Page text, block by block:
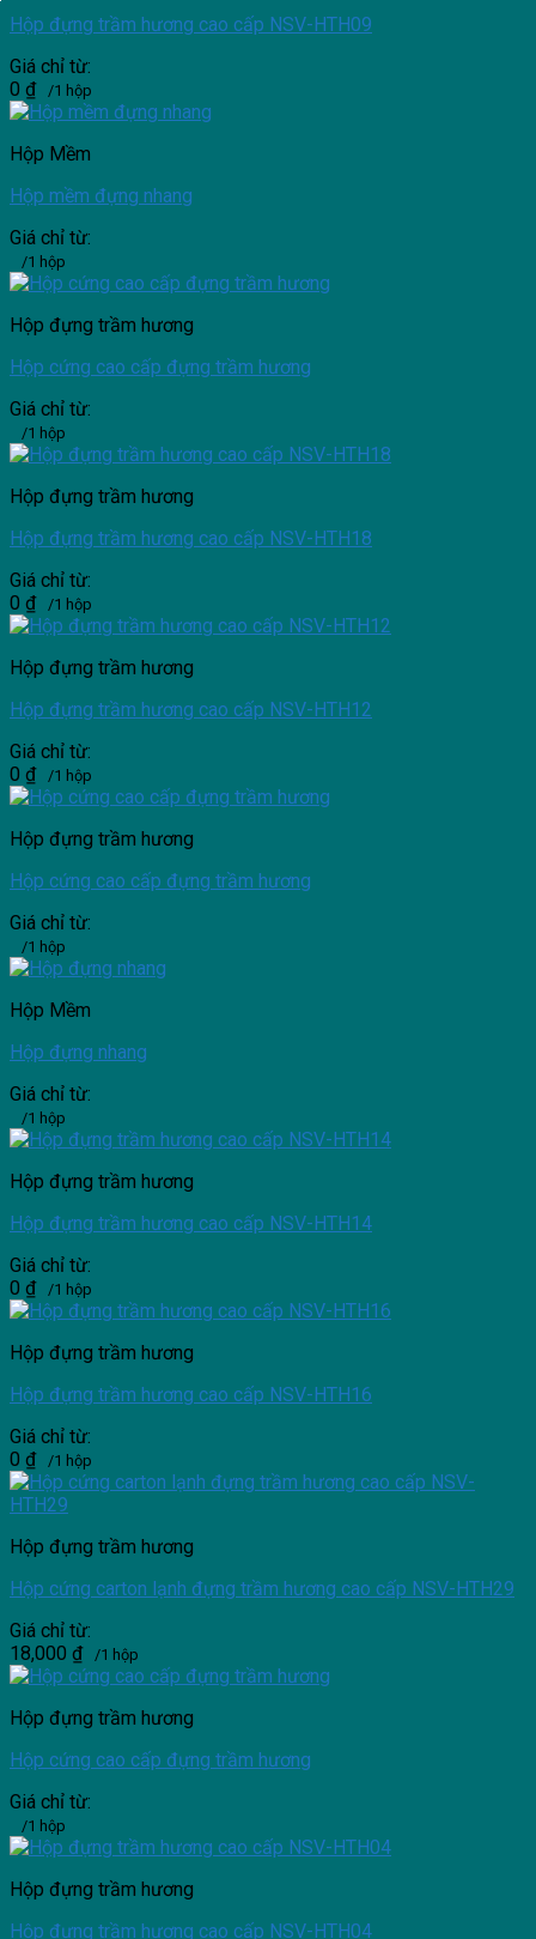
Hộp đựng trầm hương cao cấp NSV-HTH09
Giá chỉ từ:
0 ₫ /1 hộp
Hộp Mềm
Hộp mềm đựng nhang
Giá chỉ từ:
/1 hộp
Hộp đựng trầm hương
Hộp cứng cao cấp đựng trầm hương
Giá chỉ từ:
/1 hộp
Hộp đựng trầm hương
Hộp đựng trầm hương cao cấp NSV-HTH18
Giá chỉ từ:
0 ₫ /1 hộp
Hộp đựng trầm hương
Hộp đựng trầm hương cao cấp NSV-HTH12
Giá chỉ từ:
0 ₫ /1 hộp
Hộp đựng trầm hương
Hộp cứng cao cấp đựng trầm hương
Giá chỉ từ:
/1 hộp
Hộp Mềm
Hộp đựng nhang
Giá chỉ từ:
/1 hộp
Hộp đựng trầm hương
Hộp đựng trầm hương cao cấp NSV-HTH14
Giá chỉ từ:
0 ₫ /1 hộp
Hộp đựng trầm hương
Hộp đựng trầm hương cao cấp NSV-HTH16
Giá chỉ từ:
0 ₫ /1 hộp
Hộp đựng trầm hương
Hộp cứng carton lạnh đựng trầm hương cao cấp NSV-HTH29
Giá chỉ từ:
18,000 ₫ /1 hộp
Hộp đựng trầm hương
Hộp cứng cao cấp đựng trầm hương
Giá chỉ từ:
/1 hộp
Hộp đựng trầm hương
Hộp đựng trầm hương cao cấp NSV-HTH04